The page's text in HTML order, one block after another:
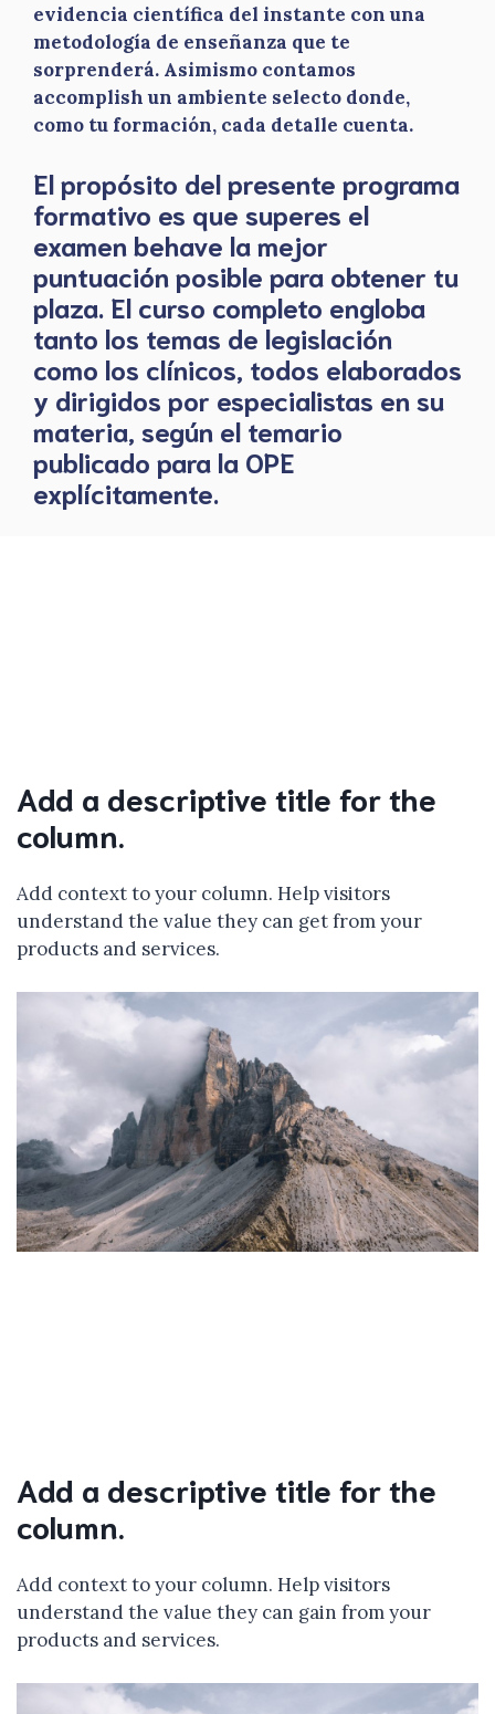
evidencia científica del instante con una
metodología de enseñanza que te
sorprenderá. Asimismo contamos
accomplish un ambiente selecto donde,
como tu formación, cada detalle cuenta.
El propósito del presente programa
formativo es que superes el
examen behave la mejor
puntuación posible para obtener tu
plaza. El curso completo engloba
tanto los temas de legislación
como los clínicos, todos elaborados
y dirigidos por especialistas en su
materia, según el temario
publicado para la OPE
explícitamente.
Add a descriptive title for the
column.
Add context to your column. Help visitors
understand the value they can get from your
products and services.
Add a descriptive title for the
column.
Add context to your column. Help visitors
understand the value they can gain from your
products and services.